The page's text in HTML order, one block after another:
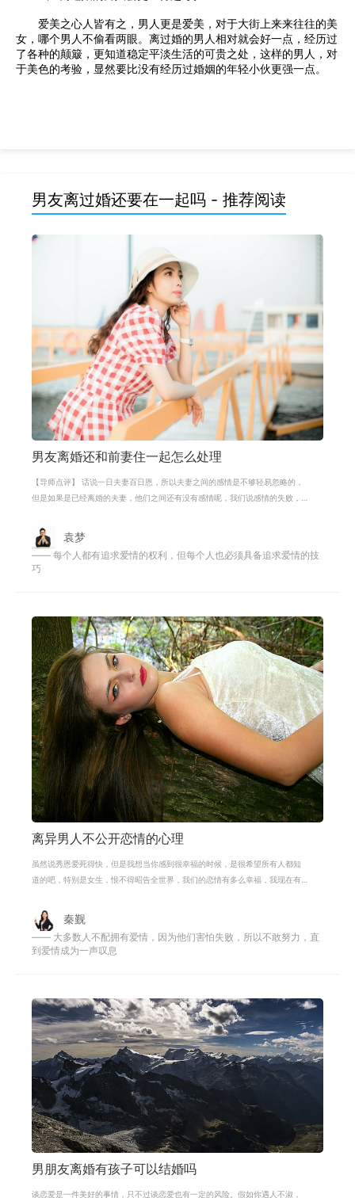
爱美之心人皆有之，男人更是爱美，对于大街上来来往往的美
女，哪个男人不偷看两眼。离过婚的男人相对就会好一点，经历过
了各种的颠簸，更知道稳定平淡生活的可贵之处，这样的男人，对
于美色的考验，显然要比没有经历过婚姻的年轻小伙更强一点。
男友离过婚还要在一起吗 - 推荐阅读
男友离婚还和前妻住一起怎么处理
【导师点评】 话说一日夫妻百日恩，所以夫妻之间的感情是不够轻易忽略的，
但是如果是已经离婚的夫妻，他们之间还有没有感情呢，我们说感情的失败，
袁梦
—— 每个人都有追求爱情的权利，但每个人也必须具备追求爱情的技
巧
离异男人不公开恋情的心理
虽然说秀恩爱死得快，但是我想当你感到很幸福的时候，是很希望所有人都知
道的吧，特别是女生，恨不得昭告全世界，我们的恋情有多么幸福，我现在有
秦觐
—— 大多数人不配拥有爱情，因为他们害怕失败，所以不敢努力，直
到爱情成为一声叹息
男朋友离婚有孩子可以结婚吗
谈恋爱是一件美好的事情，只不过谈恋爱也有一定的风险。假如你遇人不淑，